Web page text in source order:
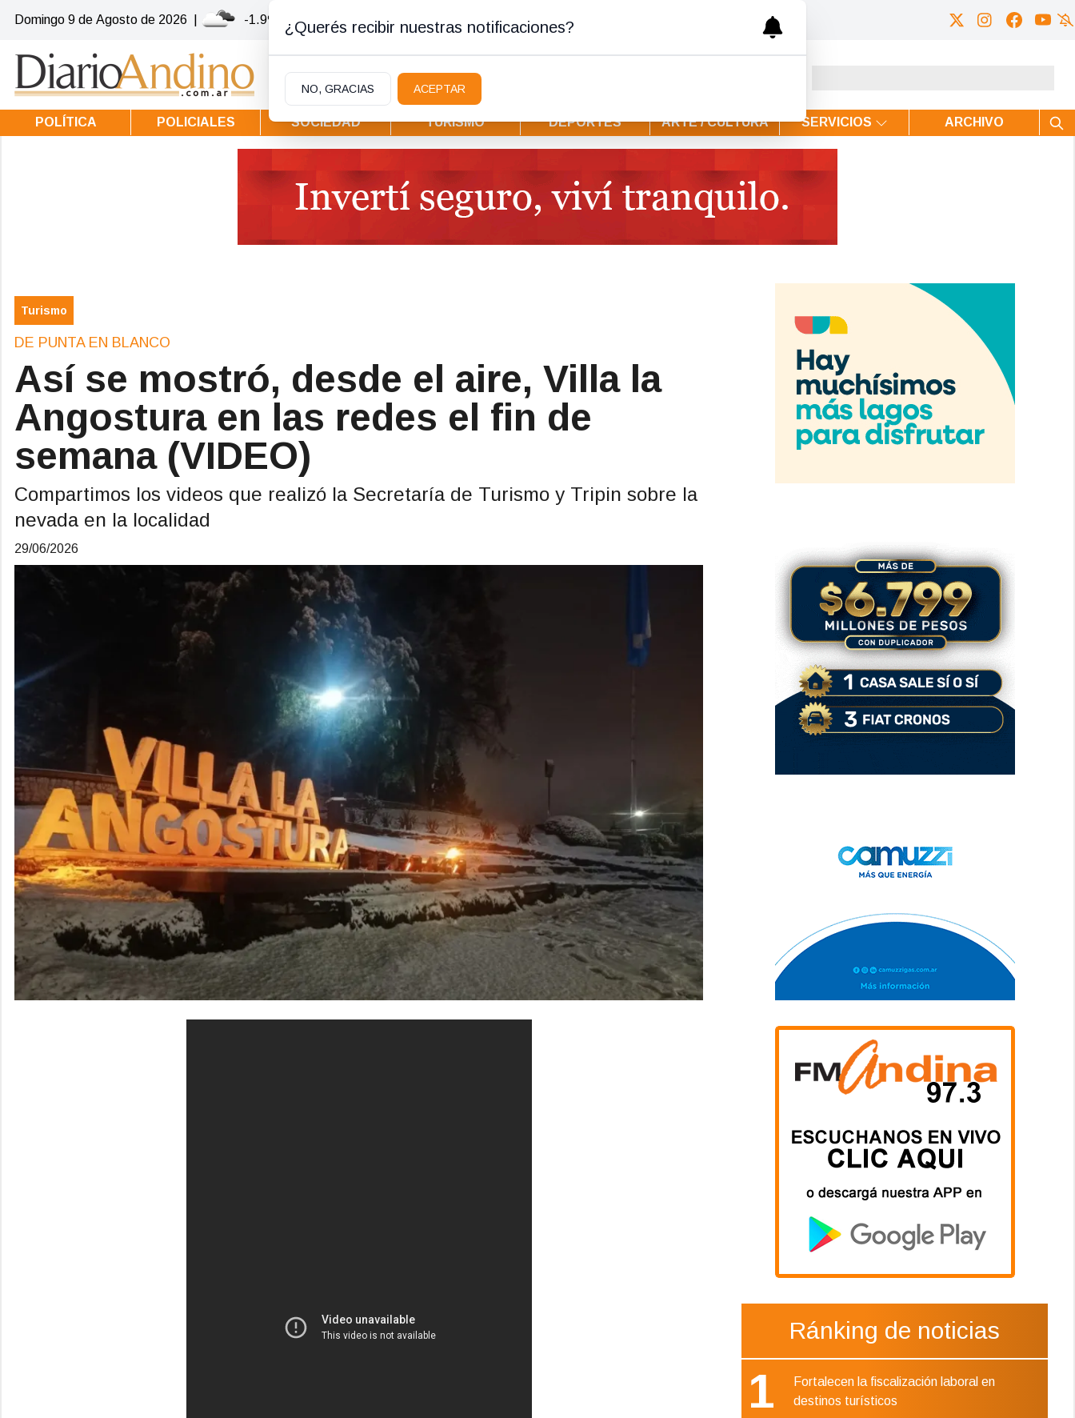
Domingo 9 de Agosto de 2026 -1.9ºc | Villa la Angostura
POLÍTICA POLICIALES SOCIEDAD TURISMO DEPORTES ARTE / CULTURA SERVICIOS ARCHIVO
Turismo
DE PUNTA EN BLANCO
Así se mostró, desde el aire, Villa la
Angostura en las redes el fin de
semana (VIDEO)
Compartimos los videos que realizó la Secretaría de Turismo y Tripin sobre la
nevada en la localidad
29/06/2026
Ránking de noticias
1
Fortalecen la fiscalización laboral en
destinos turísticos
¿Querés recibir nuestras notificaciones?
NO, GRACIAS ACEPTAR